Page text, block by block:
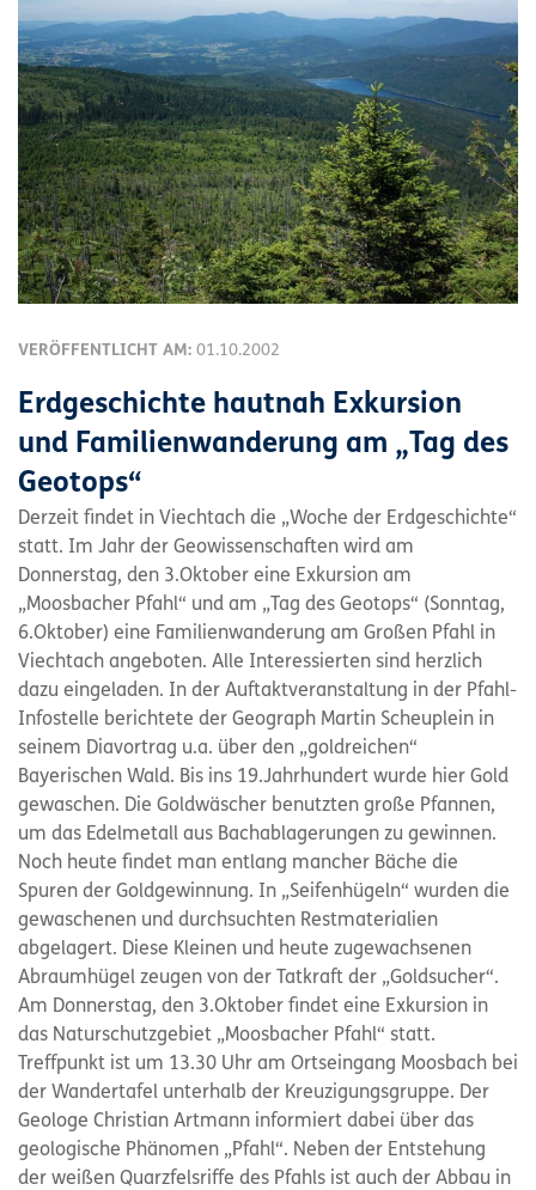
VERÖFFENTLICHT AM: 01.10.2002
Erdgeschichte hautnah Exkursion
und Familienwanderung am „Tag des
Geotops“
Derzeit findet in Viechtach die „Woche der Erdgeschichte“
statt. Im Jahr der Geowissenschaften wird am
Donnerstag, den 3.Oktober eine Exkursion am
„Moosbacher Pfahl“ und am „Tag des Geotops“ (Sonntag,
6.Oktober) eine Familienwanderung am Großen Pfahl in
Viechtach angeboten. Alle Interessierten sind herzlich
dazu eingeladen. In der Auftaktveranstaltung in der Pfahl-
Infostelle berichtete der Geograph Martin Scheuplein in
seinem Diavortrag u.a. über den „goldreichen“
Bayerischen Wald. Bis ins 19.Jahrhundert wurde hier Gold
gewaschen. Die Goldwäscher benutzten große Pfannen,
um das Edelmetall aus Bachablagerungen zu gewinnen.
Noch heute findet man entlang mancher Bäche die
Spuren der Goldgewinnung. In „Seifenhügeln“ wurden die
gewaschenen und durchsuchten Restmaterialien
abgelagert. Diese Kleinen und heute zugewachsenen
Abraumhügel zeugen von der Tatkraft der „Goldsucher“.
Am Donnerstag, den 3.Oktober findet eine Exkursion in
das Naturschutzgebiet „Moosbacher Pfahl“ statt.
Treffpunkt ist um 13.30 Uhr am Ortseingang Moosbach bei
der Wandertafel unterhalb der Kreuzigungsgruppe. Der
Geologe Christian Artmann informiert dabei über das
geologische Phänomen „Pfahl“. Neben der Entstehung
der weißen Quarzfelsriffe des Pfahls ist auch der Abbau in